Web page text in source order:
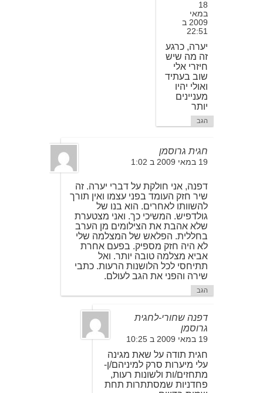
18
במאי
2009 ב
22:51
יערה, כרגע
זה מה שיש
חיזרי אלי
שוב בעתיד
ואולי יהיו
מעניינים
יותר
הגב
חגית גרוסמן
19 במאי 2009 ב 1:02
דפנה, אני חולקת על דברי יערה. זה
שיר חזק העומד בפני עצמו ואין תורך
להשוותו לאחרים. הוא בנו של
גולדפיש. המשיכי כך. ואני מצטערת
שלא אהבת את הצילומים מן הערב
בחללית. הפלאש של המצלמה שלי
לא היה חזק מספיק. בפעם אחרת
אביא מצלמה טובה יותר. ואל
תתיחסי לכל הלושנות הרעות. כתבי
שירה והפני את הגב לעולם.
הגב
דפנה שחורי-לחגית
גרוסמן
19 במאי 2009 ב 10:25
חגית תודה על שאת מגינה
עלי מיערות סרק למיניהם/ן-
מתחזים/ות ולשונות רעות,
פחדניות שמסתתרות תחת